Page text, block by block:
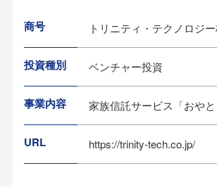
商号 トリニティ・テクノロジ
投資種別 ベンチャー投資
事業内容 家族信託サービス「おや
URL https://trinity-tech.co.jp/